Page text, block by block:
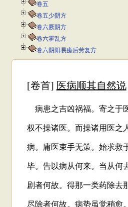
卷五
卷五少阴方
卷六厥阴方
卷六霍乱方
卷六阴阳易瘥后劳复方